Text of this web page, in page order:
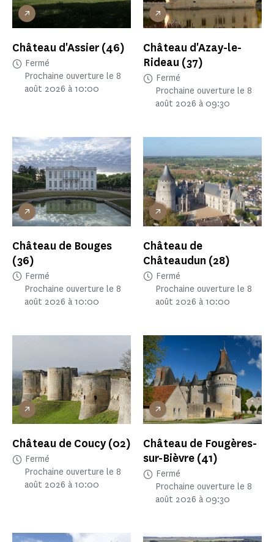
Château d'Assier (46)
Fermé
Prochaine ouverture le 8
août 2026 à 10:00
Château d'Azay-le-
Rideau (37)
Fermé
Prochaine ouverture le 8
août 2026 à 09:30
Château de Bouges
(36)
Fermé
Prochaine ouverture le 8
août 2026 à 10:00
Château de
Châteaudun (28)
Fermé
Prochaine ouverture le 8
août 2026 à 10:00
Château de Coucy(02)
Fermé
Prochaine ouverture le 8
août 2026 à 10:00
Château de Fougères-
sur-Bièvre (41)
Fermé
Prochaine ouverture le 8
août 2026 à 09:30